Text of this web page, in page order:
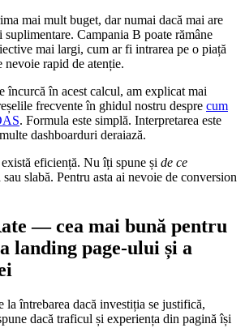
mai mult buget, dar numai dacă mai are
suplimentare. Campania B poate rămâne
mai largi, cum ar fi intrarea pe o piață
nevoie rapid de atenție.
încurcă în acest calcul, am explicat mai
frecvente în ghidul nostru despre cum
. Formula este simplă. Interpretarea este
dashboarduri deraiază.
eficiență. Nu îți spune și de ce
slabă. Pentru asta ai nevoie de conversion
— cea mai bună pentru
landing page-ului și a
la întrebarea dacă investiția se justifică,
dacă traficul și experiența din pagină își